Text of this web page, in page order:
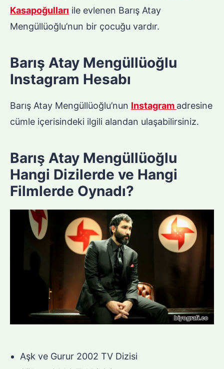
Kasapoğulları ile evlenen Barış Atay
Mengüllüoğlu’nun bir çocuğu vardır.
Barış Atay Mengüllüoğlu
Instagram Hesabı
Barış Atay Mengüllüoğlu’nun Instagram adresine
cümle içerisindeki ilgili alandan ulaşabilirsiniz.
Barış Atay Mengüllüoğlu
Hangi Dizilerde ve Hangi
Filmlerde Oynadı?
Aşk ve Gurur 2002 TV Dizisi